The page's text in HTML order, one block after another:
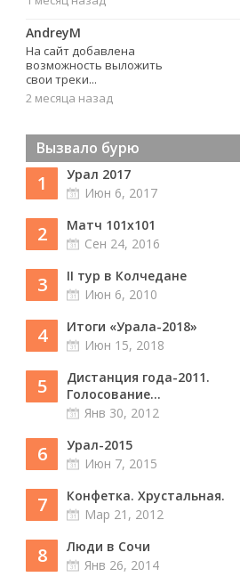
AndreyM
На сайт добавлена
возможность выложить
свои треки...
2 месяца назад
Вызвало бурю
1
Урал 2017
Июн 6, 2017
2
Матч 101х101
Сен 24, 2016
3
II тур в Колчедане
Июн 6, 2010
4
Итоги «Урала-2018»
Июн 15, 2018
5
Дистанция года-2011.
Голосование...
Янв 30, 2012
6
Урал-2015
Июн 7, 2015
7
Конфетка. Хрустальная.
Мар 21, 2012
8
Люди в Сочи
Янв 26, 2014